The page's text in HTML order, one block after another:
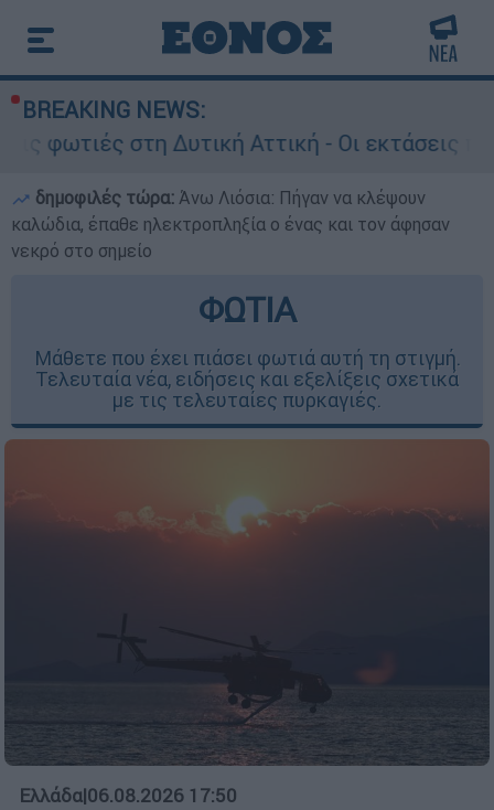
BREAKING NEWS:
Δυτική Αττική - Οι εκτάσεις που κάηκαν
δημοφιλές τώρα: Άνω Λιόσια: Πήγαν να κλέψουν
καλώδια, έπαθε ηλεκτροπληξία ο ένας και τον άφησαν
νεκρό στο σημείο
ΦΩΤΙΑ
Μάθετε που έχει πιάσει φωτιά αυτή τη στιγμή.
Τελευταία νέα, ειδήσεις και εξελίξεις σχετικά
με τις τελευταίες πυρκαγιές.
Ελλάδα|06.08.2026 17:50